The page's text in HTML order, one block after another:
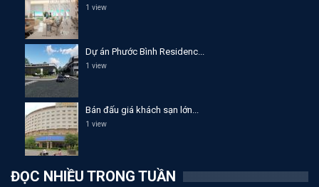
1 view
Dự án Phước Bình Residenc...
1 view
Bán đấu giá khách sạn lớn...
1 view
ĐỌC NHIỀU TRONG TUẦN